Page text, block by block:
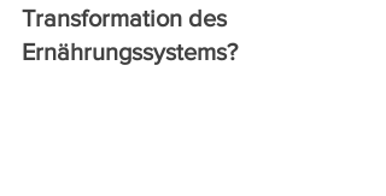
Transformation des
Ernährungssystems?